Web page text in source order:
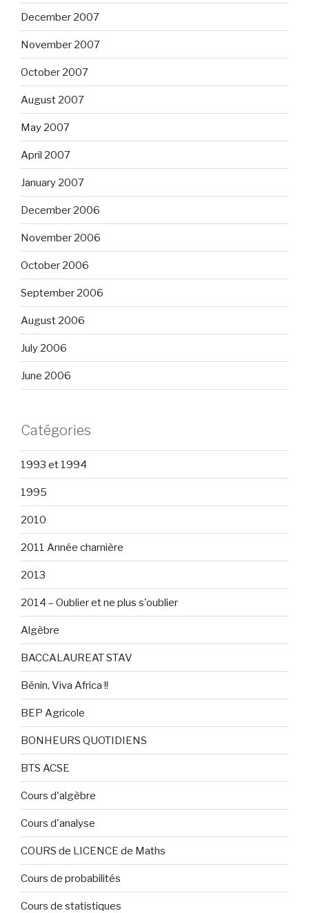
December 2007
November 2007
October 2007
August 2007
May 2007
April 2007
January 2007
December 2006
November 2006
October 2006
September 2006
August 2006
July 2006
June 2006
Catégories
1993 et 1994
1995
2010
2011 Année charnière
2013
2014 – Oublier et ne plus s'oublier
Algèbre
BACCALAUREAT STAV
Bénin, Viva Africa !!
BEP Agricole
BONHEURS QUOTIDIENS
BTS ACSE
Cours d'algèbre
Cours d'analyse
COURS de LICENCE de Maths
Cours de probabilités
Cours de statistiques